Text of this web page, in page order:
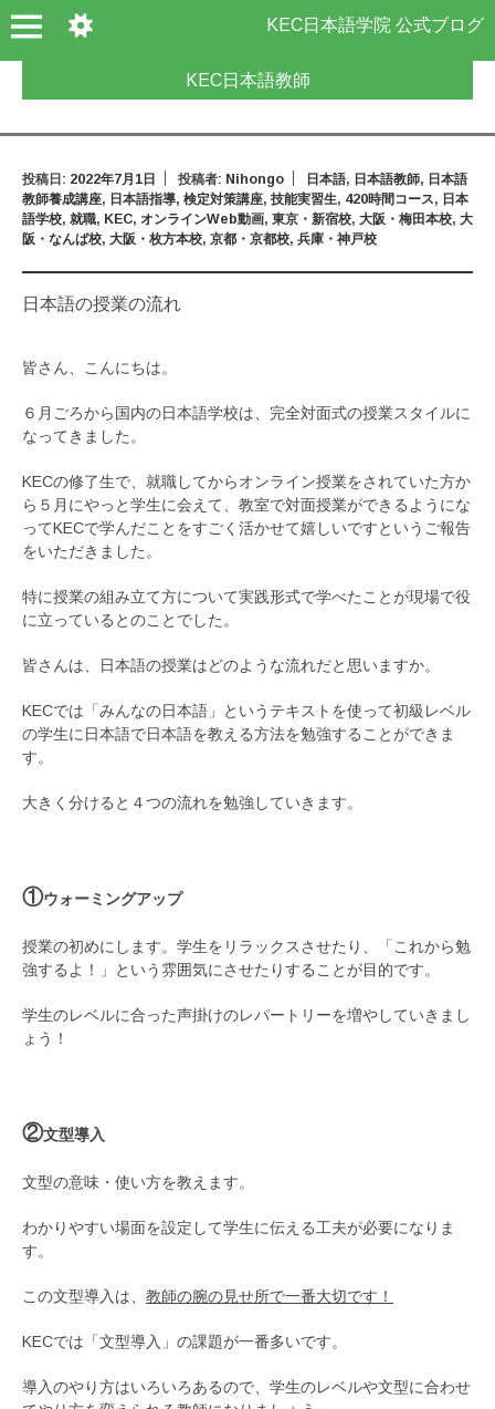
KEC日本語学院 公式ブログ
KEC日本語教師
投稿日: 2022年7月1日 投稿者: Nihongo 日本語, 日本語教師, 日本語
教師養成講座, 日本語指導, 検定対策講座, 技能実習生, 420時間コース, 日本
語学校, 就職, KEC, オンラインWeb動画, 東京・新宿校, 大阪・梅田本校, 大
阪・なんば校, 大阪・枚方本校, 京都・京都校, 兵庫・神戸校
日本語の授業の流れ
皆さん、こんにちは。
６月ごろから国内の日本語学校は、完全対面式の授業スタイルに
なってきました。
KECの修了生で、就職してからオンライン授業をされていた方か
ら５月にやっと学生に会えて、教室で対面授業ができるようにな
ってKECで学んだことをすごく活かせて嬉しいですというご報告
をいただきました。
特に授業の組み立て方について実践形式で学べたことが現場で役
に立っているとのことでした。
皆さんは、日本語の授業はどのような流れだと思いますか。
KECでは「みんなの日本語」というテキストを使って初級レベル
の学生に日本語で日本語を教える方法を勉強することができま
す。
大きく分けると４つの流れを勉強していきます。
①ウォーミングアップ
授業の初めにします。学生をリラックスさせたり、「これから勉
強するよ！」という雰囲気にさせたりすることが目的です。
学生のレベルに合った声掛けのレパートリーを増やしていきまし
ょう！
②文型導入
文型の意味・使い方を教えます。
わかりやすい場面を設定して学生に伝える工夫が必要になりま
す。
この文型導入は、 教師の腕の見せ所で一番大切です！
KECでは「文型導入」の課題が一番多いです。
導入のやり方はいろいろあるので、学生のレベルや文型に合わせ